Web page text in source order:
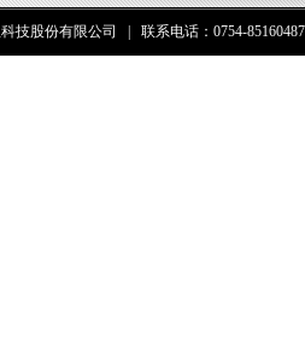
科技股份有限公司 | 联系电话：0754-